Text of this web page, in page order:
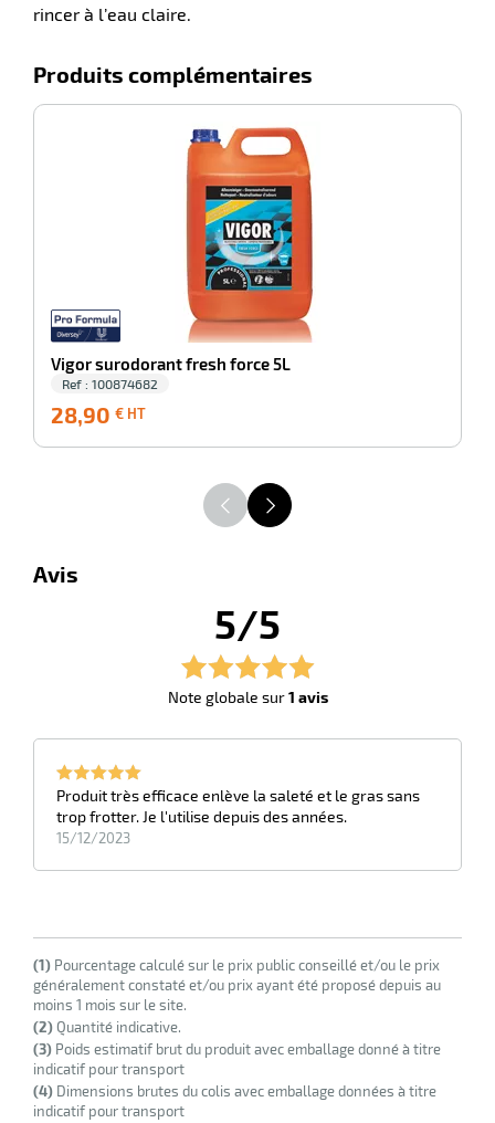
rincer à l’eau claire.
Produits complémentaires
Vigor surodorant fresh force 5L
Ref : 100874682
28,90 € HT
HT
Avis
5/5
Note globale sur1 avis
Produit très efficace enlève la saleté et le gras sans
trop frotter. Je l'utilise depuis des années.
15/12/2023
(1) Pourcentage calculé sur le prix public conseillé et/ou le prix
généralement constaté et/ou prix ayant été proposé depuis au
moins 1 mois sur le site.
(2)Quantité indicative.
(3) Poids estimatif brut du produit avec emballage donné à titre
indicatif pour transport
(4) Dimensions brutes du colis avec emballage données à titre
indicatif pour transport